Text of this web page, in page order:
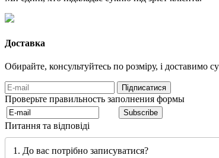
Доставка
Обирайте, консультуйтесь по розміру, і доставимо
Проверьте правильность заполнения формы
Питання та відповіді
1. До вас потрібно записуватися?